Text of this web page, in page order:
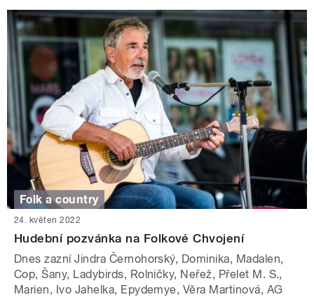
Folk a country
24. květen 2022
Hudební pozvánka na Folkové Chvojení
Dnes zazní Jindra Černohorský, Dominika, Madalen,
Cop, Šany, Ladybirds, Rolničky, Neřež, Přelet M. S.,
Marien, Ivo Jahelka, Epydemye, Věra Martinová, AG